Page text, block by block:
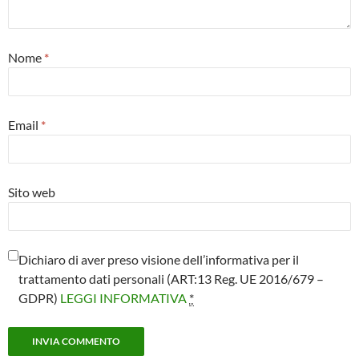
Nome *
Email *
Sito web
Dichiaro di aver preso visione dell’informativa per il
trattamento dati personali (ART:13 Reg. UE 2016/679 –
GDPR) LEGGI INFORMATIVA *